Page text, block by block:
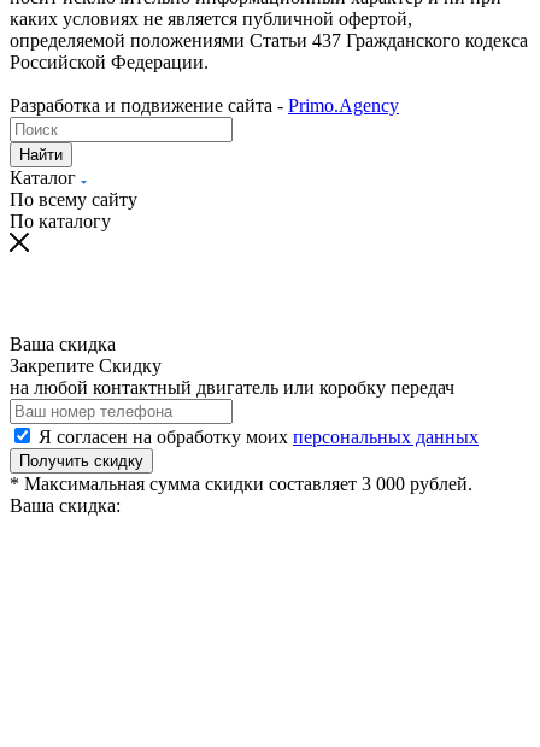
каких условиях не является публичной офертой,
определяемой положениями Статьи 437 Гражданского кодекса
Российской Федерации.
Разработка и подвижение сайта - Primo.Agency
Найти
Каталог
По всему сайту
По каталогу
Ваша скидка
Закрепите Скидку
на любой контактный двигатель или коробку передач
Я согласен на обработку моих персональных данных
Получить скидку
* Максимальная сумма скидки составляет 3 000 рублей.
Ваша скидка: